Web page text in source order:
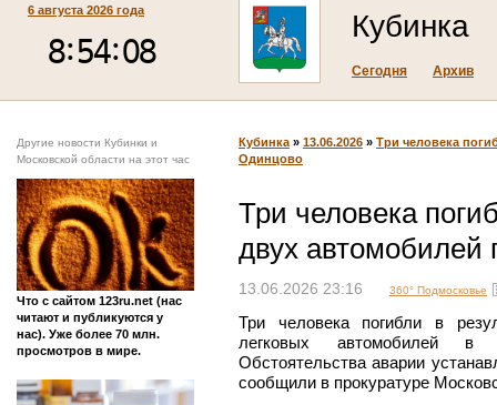
6 августа 2026 года Кубинка
Сегодня Архив
Другие новости Кубинки и
Московской области на этот час
Что с сайтом 123ru.net (нас
читают и публикуются у
нас). Уже более 70 млн.
просмотров в мире.
Кубинка » 13.06.2026 » Три человека
Одинцово
Три человека
двух автомобилей
13.06.2026 23:16 360° Подмосковье
Три человека погибли в
легковых автомобилей в
Обстоятельства аварии
сообщили в прокуратуре